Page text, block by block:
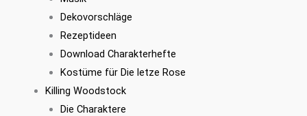
Dekovorschläge
Rezeptideen
Download Charakterhefte
Kostüme für Die letze Rose
Killing Woodstock
Die Charaktere